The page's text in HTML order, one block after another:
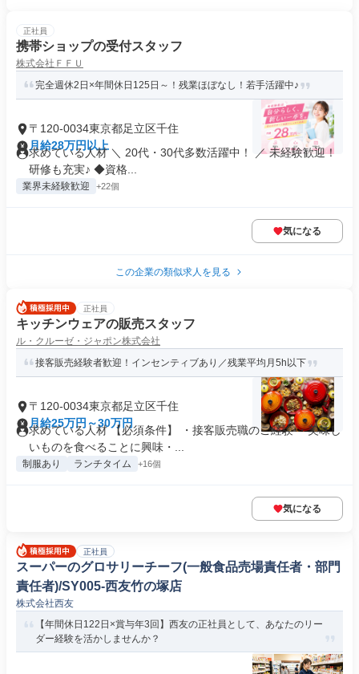
正社員
携帯ショップの受付スタッフ
株式会社ＦＦＵ
完全週休2日×年間休日125日～！残業ほぼなし！若手活躍中♪
〒120-0034東京都足立区千住
月給28万円以上
求めている人材 ＼ 20代・30代多数活躍中！ ／ 未経験歓迎！
研修も充実♪ ◆資格...
業界未経験歓迎 +22個
気になる
この企業の類似求人を見る
正社員
キッチンウェアの販売スタッフ
ル・クルーゼ・ジャポン株式会社
接客販売経験者歓迎！インセンティブあり／残業平均月5h以下
〒120-0034東京都足立区千住
月給25万円～30万円
求めている人材 【必須条件】 ・接客販売職のご経験 ・美味し
いものを食べることに興味・...
制服あり ランチタイム +16個
気になる
正社員
スーパーのグロサリーチーフ(一般食品売場責任者・部門
責任者)/SY005-西友竹の塚店
株式会社西友
【年間休日122日×賞与年3回】西友の正社員として、あなたのリー
ダー経験を活かしませんか？